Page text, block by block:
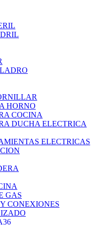
HORNO
COCINA
DUCHA ELECTRICA
ELECTRICAS
GAS
CONEXIONES